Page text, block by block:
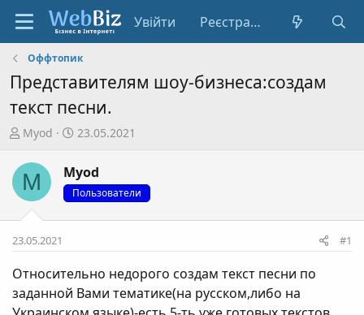
Увійти Реєстрація
Оффтопик
Представителям шоу-бизнеса:создам
текст песни.
А
т
о
р
т
е
и
Myod
Д
т
а
с
т
р
е
н
23.05.2021
M Myod
Пользователи
23.05.2021 #1
Относительно недорого создам текст песни по
заданной Вами тематике(на русском,либо на